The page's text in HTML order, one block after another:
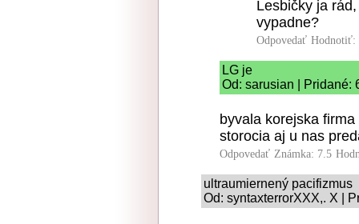
Lesbičky ja
vypadne?
Odpovedať Hodnotiť:
LG je
Od: sarusian | Pridané:
byvala korejska
storocia aj u nas
Odpovedať Známka: 7.5
ultraumiernený pacifizmus
Od: syntaxterrorXXX,. X |